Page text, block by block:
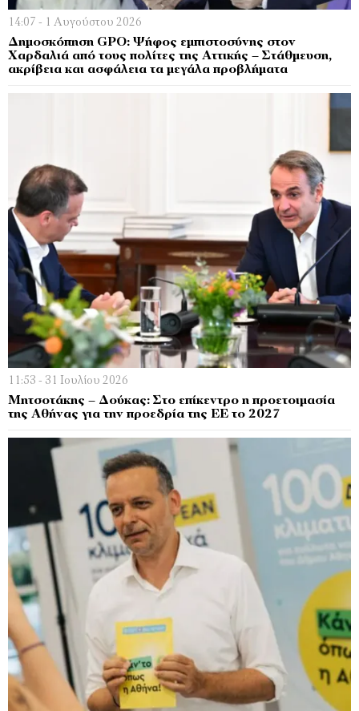
14:07 - 1 Αυγούστου 2026
Δημοσκόπηση GPO: Ψήφος εμπιστοσύνης στον
Χαρδαλιά από τους πολίτες της Αττικής – Στάθμευση,
ακρίβεια και ασφάλεια τα μεγάλα προβλήματα
11:53 - 31 Ιουλίου 2026
Μητσοτάκης – Δούκας: Στο επίκεντρο η προετοιμασία
της Αθήνας για την προεδρία της ΕΕ το 2027